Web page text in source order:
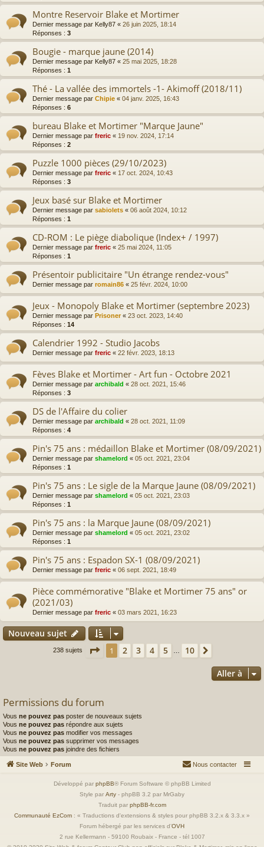
Montre Reservoir Blake et Mortimer
Dernier message par Kelly87 « 26 juin 2025, 18:14
Réponses : 3
Bougie - marque jaune (2014)
Dernier message par Kelly87 « 25 mai 2025, 18:28
Réponses : 1
Thé - La vallée des immortels -1- Akimoff (2018/11)
Dernier message par Chipie « 04 janv. 2025, 16:43
Réponses : 6
bureau Blake et Mortimer "Marque Jaune"
Dernier message par freric « 19 nov. 2024, 17:14
Réponses : 2
Puzzle 1000 pièces (29/10/2023)
Dernier message par freric « 17 oct. 2024, 10:43
Réponses : 3
Jeux basé sur Blake et Mortimer
Dernier message par sabiolets « 06 août 2024, 10:12
Réponses : 1
CD-ROM : Le piège diabolique (Index+ / 1997)
Dernier message par freric « 25 mai 2024, 11:05
Réponses : 1
Présentoir publicitaire "Un étrange rendez-vous"
Dernier message par romain86 « 25 févr. 2024, 10:00
Jeux - Monopoly Blake et Mortimer (septembre 2023)
Dernier message par Prisoner« 23 oct. 2023, 14:40
Réponses : 14
Calendrier 1992 - Studio Jacobs
Dernier message par freric « 22 févr. 2023, 18:13
Fèves Blake et Mortimer - Art fun - Octobre 2021
Dernier message par archibald « 28 oct. 2021, 15:46
Réponses : 3
DS de l'Affaire du colier
Dernier message par archibald « 28 oct. 2021, 11:09
Réponses : 4
Pin's 75 ans : médaillon Blake et Mortimer (08/09/2021)
Dernier message par shamelord « 05 oct. 2021, 23:04
Réponses : 1
Pin's 75 ans : Le sigle de la Marque Jaune (08/09/2021)
Dernier message par shamelord « 05 oct. 2021, 23:03
Réponses : 1
Pin's 75 ans : la Marque Jaune (08/09/2021)
Dernier message par shamelord « 05 oct. 2021, 23:02
Réponses : 1
Pin's 75 ans : Espadon SX-1 (08/09/2021)
Dernier message par freric « 06 sept. 2021, 18:49
Pièce commémorative "Blake et Mortimer 75 ans" or
(2021/03)
Dernier message par freric « 03 mars 2021, 16:23
Nouveau sujet
238 sujets Page 1sur 10
1 2 3 4 5 10
Aller à
Permissions du forum
Vous ne pouvez pas poster de nouveaux sujets
Vous ne pouvez pas répondre aux sujets
Vous ne pouvez pas modifier vos messages
Vous ne pouvez pas supprimer vos messages
Vous ne pouvez pas joindre des fichiers
Site Web Forum Nous contacter
Développé par phpBB® Forum Software © phpBB Limited
Style par Arty - phpBB 3.2 par MrGaby
Traduit par phpBB-fr.com
Communauté EzCom : « Traductions d'extensions & styles pour phpBB 3.2.x & 3.3.x »
Forum hébergé par les services d’OVH
2 rue Kellermann - 59100 Roubaix - France - tél 1007